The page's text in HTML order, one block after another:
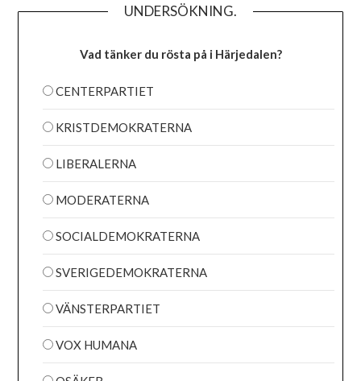
UNDERSÖKNING.
Vad tänker du rösta på i Härjedalen?
CENTERPARTIET
KRISTDEMOKRATERNA
LIBERALERNA
MODERATERNA
SOCIALDEMOKRATERNA
SVERIGEDEMOKRATERNA
VÄNSTERPARTIET
VOX HUMANA